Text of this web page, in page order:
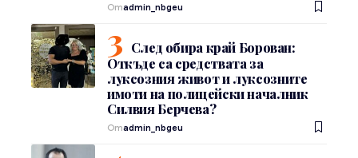
Отadmin_nbgeu
След обира край Борован:
Откъде са средствата за
луксозния живот и луксозните
имоти на полицейски началник
Силвия Берчева?
Отadmin_nbgeu